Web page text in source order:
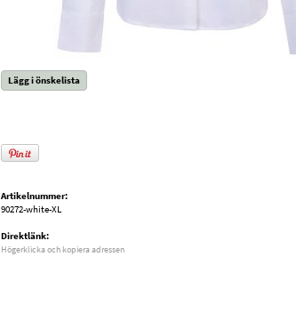
Lägg i önskelista
Artikelnummer:
90272-white-XL
Direktlänk:
Högerklicka och kopiera adressen